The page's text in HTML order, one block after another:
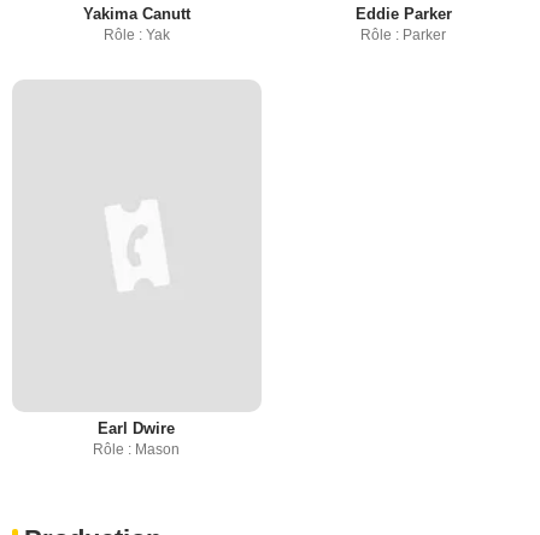
Yakima Canutt
Rôle : Yak
Eddie Parker
Rôle : Parker
Earl Dwire
Rôle : Mason